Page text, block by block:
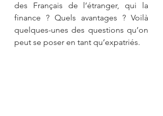
des Français de l’étranger, qui la
finance ? Quels avantages ? Voilà
quelques-unes des questions qu’on
peut se poser en tant qu’expatriés.